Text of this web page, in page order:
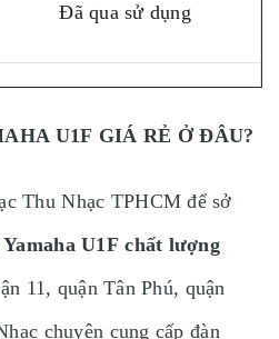
Đã qua sử dụng
U1F GIÁ RẺ Ở ĐÂU?
Thu Nhạc TPHCM để sở
U1F chất lượng
11, quận Tân Phú, quận
chuyên cung cấp đàn